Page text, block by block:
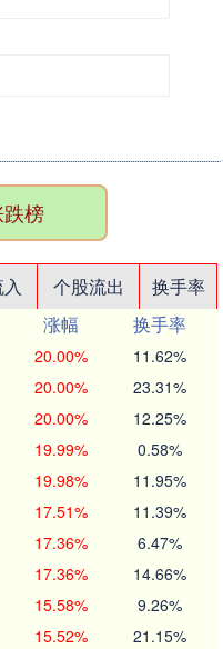
榜
个股流出
换手率
涨幅
换手率
20.00% 11.62%
20.00% 23.31%
20.00% 12.25%
19.99% 0.58%
19.98% 11.95%
17.51% 11.39%
17.36% 6.47%
17.36% 14.66%
15.58% 9.26%
15.52% 21.15%